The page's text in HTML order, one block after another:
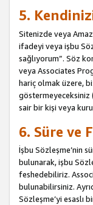
5.
Sitenizde veya
ifadeyi veya işbu
sağlıyorum”. Söz
veya Associates
hariç olmak üzere,
göstermeyeceksiniz
sair bir kişi veya
6. Süre ve
İşbu Sözleşme’nin
bulunarak, işbu
feshedebiliriz.
bulunabilirsiniz.
Sözleşme’yi esaslı